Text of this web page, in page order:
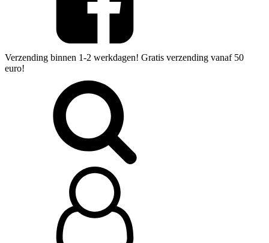
Verzending binnen 1-2 werkdagen! Gratis verzending vanaf 50
euro!